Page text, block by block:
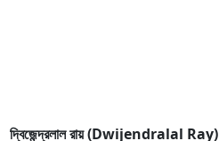
দ্বিজেন্দ্রলাল রায় (Dwijendralal Ray)